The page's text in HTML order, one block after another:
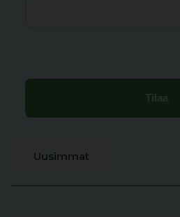
Uusimmat